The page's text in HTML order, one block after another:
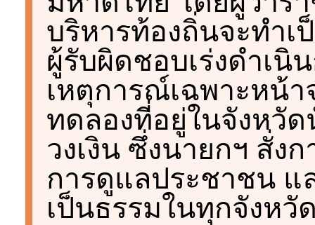
บริหารท้องถิ่นจะทำเ
ผู้รับผิดชอบเร่งดำเนิ
เหตุการณ์เฉพาะหน้า
ทดลองที่อยู่ในจังหวั
วงเงิน ซึ่งนายกฯ สั่ง
การดูแลประชาชน แ
เป็นธรรมในทุกจังหวั